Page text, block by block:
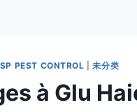
PEST CONTROL |未分类
à Glu